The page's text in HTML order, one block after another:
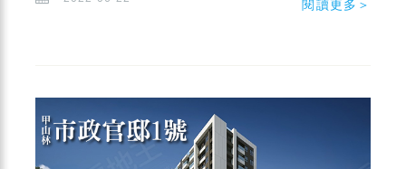
閱讀更多＞